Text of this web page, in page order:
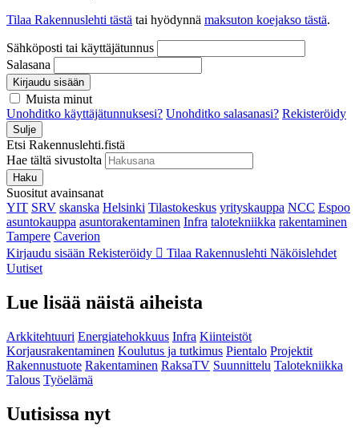
Tilaa Rakennuslehti tästä tai hyödynnä maksuton koejakso tästä.
Sähköposti tai käyttäjätunnus
Salasana
Kirjaudu sisään
Muista minut
Unohditko käyttäjätunnuksesi? Unohditko salasanasi? Rekisteröidy
Sulje
Etsi Rakennuslehti.fistä
Hae tältä sivustolta
Haku
Suositut avainsanat
YIT SRV skanska Helsinki Tilastokeskus yrityskauppa NCC Espoo
asuntokauppa asuntorakentaminen Infra talotekniikka rakentaminen
Tampere Caverion
Kirjaudu sisään Rekisteröidy Tilaa Rakennuslehti Näköislehdet
Uutiset
Lue lisää näistä aiheista
Arkkitehtuuri Energiatehokkuus Infra Kiinteistöt
Korjausrakentaminen Koulutus ja tutkimus Pientalo Projektit
Rakennustuote Rakentaminen RaksaTV Suunnittelu Talotekniikka
Talous Työelämä
Uutisissa nyt